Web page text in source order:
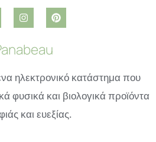
ηλεκτρονικό κατάστημα που
φυσικά και βιολογικά προϊόντα
και ευεξίας.